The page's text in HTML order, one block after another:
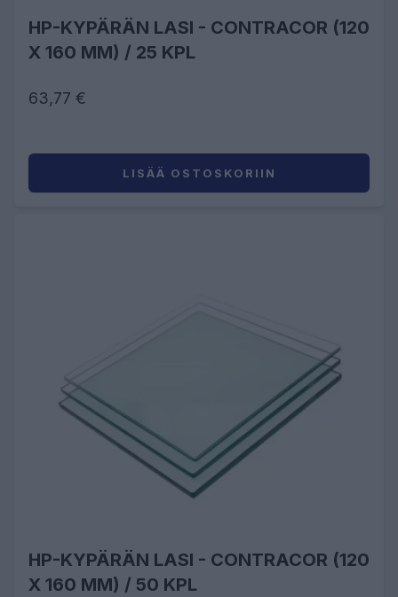
HP-KYPÄRÄN LASI - CONTRACOR (120
X 160 MM) / 25 KPL
63,77 €
LISÄÄ OSTOSKORIIN
HP-KYPÄRÄN LASI - CONTRACOR (120
X 160 MM) / 50 KPL